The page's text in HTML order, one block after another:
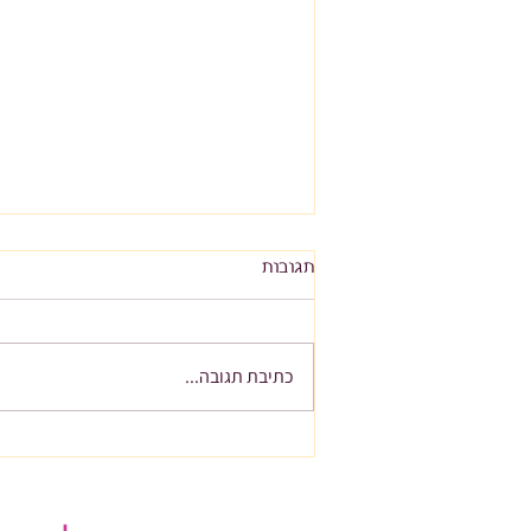
להתאהב בכסף שלך מחדש
תגובות
כתיבת תגובה...